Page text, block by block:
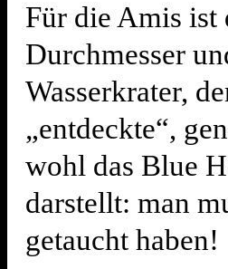
Für die Amis ist
Durchmesser
Wasserkrater,
„entdeckte“,
wohl das Blue
darstellt: man
getaucht haben!